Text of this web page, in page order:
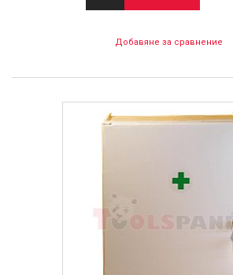
Добавяне за сравнение